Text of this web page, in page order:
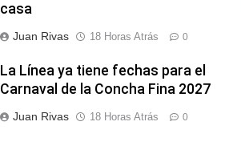
casa
Juan Rivas 18 Horas Atrás 0
La Línea ya tiene fechas para el
Carnaval de la Concha Fina 2027
Juan Rivas 18 Horas Atrás 0